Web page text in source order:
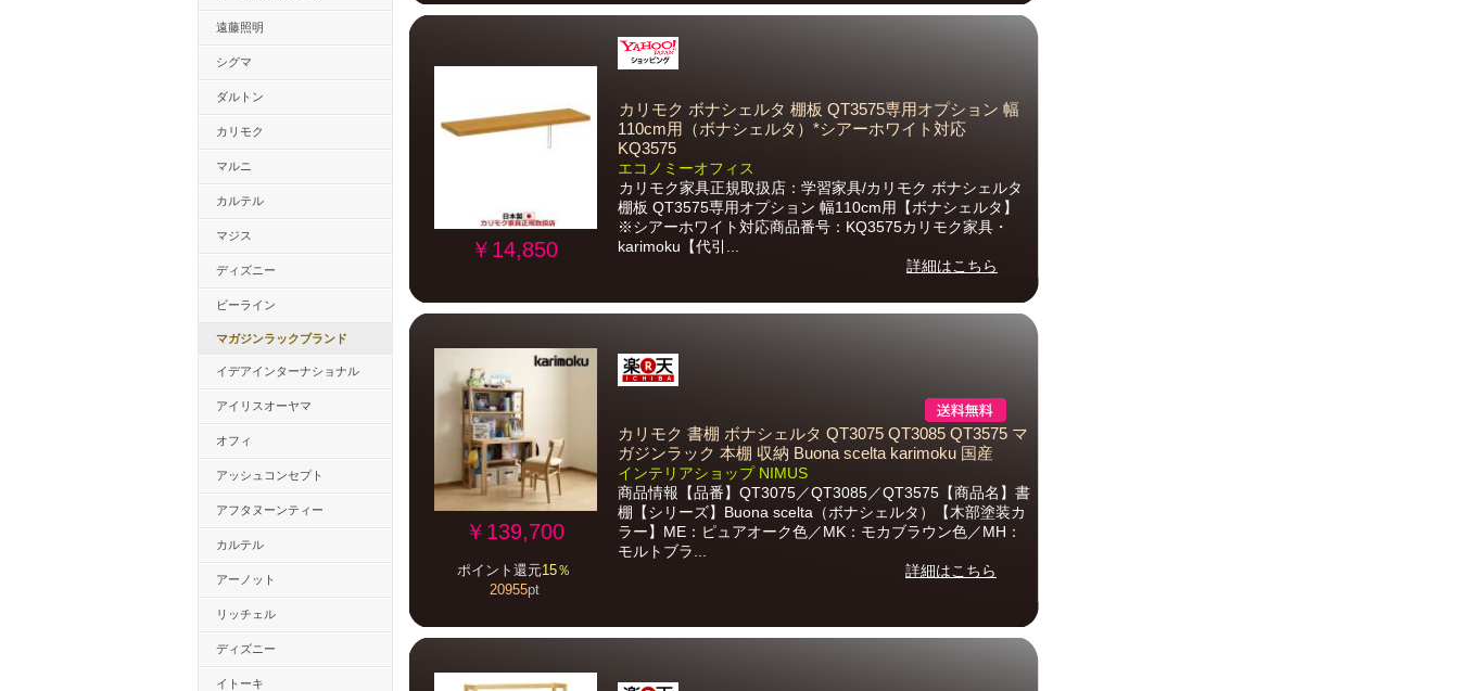
遠藤照明
シグマ
ダルトン
カリモク
マルニ
カルテル
マジス
ディズニー
ビーライン
マガジンラックブランド
イデアインターナショナル
アイリスオーヤマ
オフィ
アッシュコンセプト
アフタヌーンティー
カルテル
アーノット
リッチェル
ディズニー
イトーキ
￥14,850
カリモク ボナシェルタ 棚板 QT3575専用オプション 幅
110cm用（ボナシェルタ）*シアーホワイト対応
KQ3575
エコノミーオフィス
カリモク家具正規取扱店：学習家具/カリモク ボナシェルタ
棚板 QT3575専用オプション 幅110cm用【ボナシェルタ】
※シアーホワイト対応商品番号：KQ3575カリモク家具・
karimoku【代引...
詳細はこちら
￥139,700
ポイント還元15％
20955pt
カリモク 書棚 ボナシェルタ QT3075 QT3085 QT3575 マ
ガジンラック 本棚 収納 Buona scelta karimoku 国産
インテリアショップ NIMUS
商品情報【品番】QT3075／QT3085／QT3575【商品名】書
棚【シリーズ】Buona scelta（ボナシェルタ）【木部塗装カ
ラー】ME：ピュアオーク色／MK：モカブラウン色／MH：
モルトブラ...
詳細はこちら